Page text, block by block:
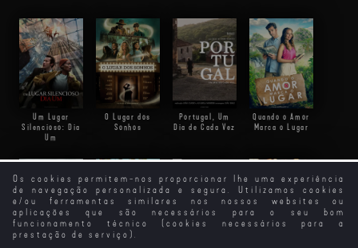
Os cookies permitem-nos proporcionar lhe uma experiência
de navegação personalizada e segura. Utilizamos cookies
e/ou ferramentas similares nos nossos websites ou
aplicações que são necessários para o seu bom
funcionamento técnico (cookies necessários para a
prestação de serviço).
Um Lugar
Silencioso: Dia
Um
O Lugar dos
Sonhos
Portugal, Um
Dia de Cada Vez
Quando o Amor
Marca o Lugar
Dia e Noite